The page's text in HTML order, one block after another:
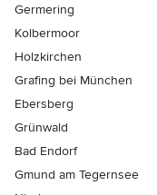
Germering
Kolbermoor
Holzkirchen
Grafing bei München
Ebersberg
Grünwald
Bad Endorf
Gmund am Tegernsee